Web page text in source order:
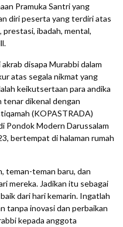
Pramuka Santri yang
diri peserta yang terdiri atas
ibadah, mental,
disapa Murabbi dalam
atas segala nikmat yang
keikutsertaan para andika
tenar dikenal dengan
(KOPASTRADA)
Pondok Modern Darussalam
bertempat di halaman rumah
teman-teman baru, dan
mereka. Jadikan itu sebagai
dari hari kemarin. Ingatlah
tanpa inovasi dan perbaikan
kepada anggota